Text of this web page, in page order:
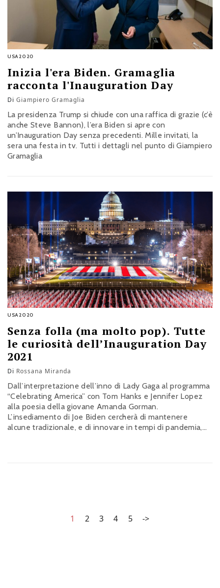
USA2020
Inizia l'era Biden. Gramaglia
racconta l'Inauguration Day
Di Giampiero Gramaglia
La presidenza Trump si chiude con una raffica di grazie (c’è
anche Steve Bannon), l’era Biden si apre con
un’Inauguration Day senza precedenti. Mille invitati, la
sera una festa in tv. Tutti i dettagli nel punto di Giampiero
Gramaglia
USA2020
Senza folla (ma molto pop). Tutte
le curiosità dell’Inauguration Day
2021
Di Rossana Miranda
Dall’interpretazione dell’inno di Lady Gaga al programma
“Celebrating America” con Tom Hanks e Jennifer Lopez
alla poesia della giovane Amanda Gorman.
L’insediamento di Joe Biden cercherà di mantenere
alcune tradizionale, e di innovare in tempi di pandemia,
1 2 3 4 5 ->